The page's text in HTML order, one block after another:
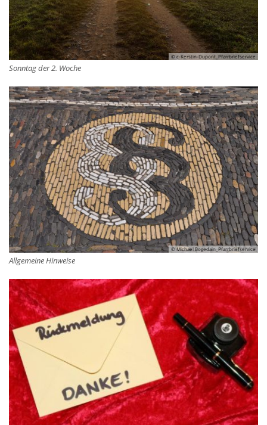
© c-Kerstin-Dupont_Pfarrbriefservice
Sonntag der 2. Woche
© Michael Bogedain_Pfarrbriefservice
Allgemeine Hinweise